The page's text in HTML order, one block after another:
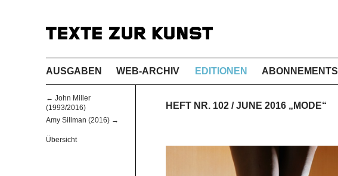
AUSGABEN WEB-ARCHIV EDITIONEN ABONNEMENTS
← John Miller
(1993/2016)
Amy Sillman (2016) →
Übersicht
HEFT NR. 102 / JUNE 2016 „MODE“